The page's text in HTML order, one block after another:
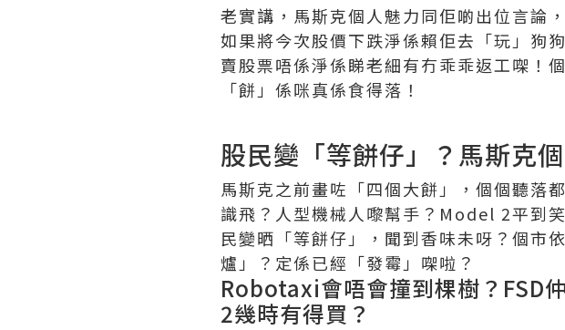
老實講，馬斯克個人魅力同佢啲出位言論
如果將今次股價下跌淨係賴佢去「玩」狗
賣股票唔係淨係睇老細有冇乖乖返工㗎！
「餅」係咪真係食得落！
股民變「等餅仔」？馬斯克
馬斯克之前畫咗「四個大餅」，個個聽
識飛？人型機械人嚟幫手？Model 2平到
民變晒「等餅仔」，聞到香味未呀？個市
爐」？定係已經「發霉」㗎啦？
Robotaxi會唔會撞到棵樹？FSD
2幾時有得買？